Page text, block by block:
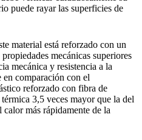
puede rayar las superficies de
material está reforzado con un
mecánicas superiores
mecánica y resistencia a la
en comparación con el
reforzado con fibra de
3,5 veces mayor que la del
más rápidamente de la